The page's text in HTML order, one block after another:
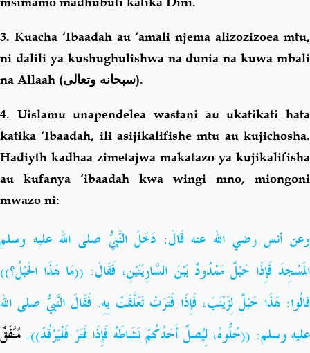
3. Kuacha ‘Ibaadah au ‘amali njema alizozizoea mtu,
ni dalili ya kushughulishwa na dunia na kuwa mbali
na Allaah (سبحانه وتعالى).
4. Uislamu unapendelea wastani au ukatikati hata
katika ‘Ibaadah, ili asijikalifishe mtu au kujichosha.
Hadiyth kadhaa zimetajwa makatazo ya kujikalifisha
au kufanya ‘ibaadah kwa wingi mno, miongoni
mwazo ni:
وعن أنس رضي الله عنه قَالَ: دَخَلَ النَّبيُّ صلى الله عليه وسلم
المَسْجِدَ فَإِذَا حَبْلٌ مَمْدُودٌ بَيْنَ السَّارِيَتَيْنِ، فَقَالَ: ((مَا هَذَا الحَبْلُ؟))
قالُوا: هَذَا حَبْلٌ لِزَيْنَبَ، فَإِذَا فَتَرَتْ تَعَلَّقَتْ بِهِ. فَقَالَ النَّبيُّ صلى الله
عليه وسلم: ((حُلُّوهُ، لِيُصلِّ أَحَدُكُمْ نَشَاطَهُ فَإِذَا فَتَرَ فَلْيَرْقُدْ)). مُتَّفَقٌ